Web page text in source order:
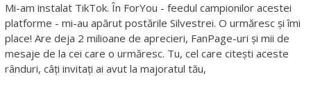
Mi-am instalat TikTok. În ForYou - feedul campionilor acestei
platforme - mi-au apărut postările Silvestrei. O urmăresc și îmi
place! Are deja 2 milioane de aprecieri, FanPage-uri și mii de
mesaje de la cei care o urmăresc. Tu, cel care citești aceste
rânduri, câți invitați ai avut la majoratul tău,